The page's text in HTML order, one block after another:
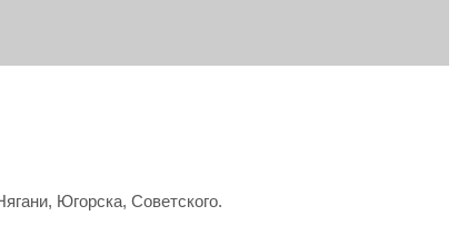
Югорска, Советского.